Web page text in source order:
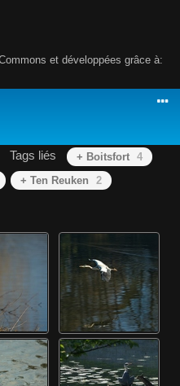
et développées grâce à:
Tags liés + Boitsfort 4
+ Ten Reuken
2